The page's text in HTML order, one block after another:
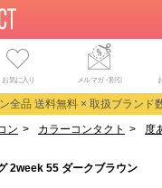
お気に入り メルマガ・割引
全品 送料無料 × 取扱ブランド
ン > カラーコンタクト > 度
2week 55 ダークブラウン